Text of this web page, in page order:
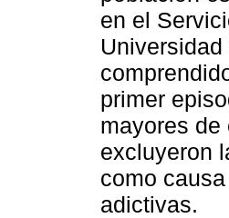
en el
primer
mayores
excluyeron
como
adictivas.